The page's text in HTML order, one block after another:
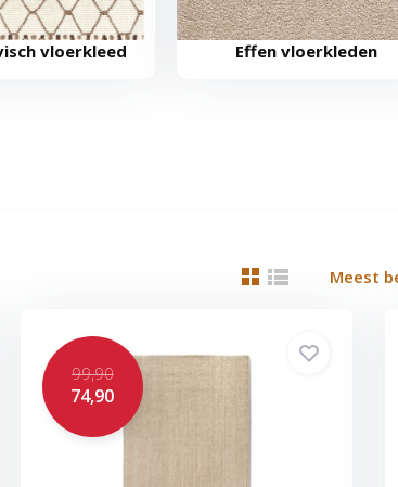
vloerkleed Effen vloerkleden
Meest
99,90
74,90